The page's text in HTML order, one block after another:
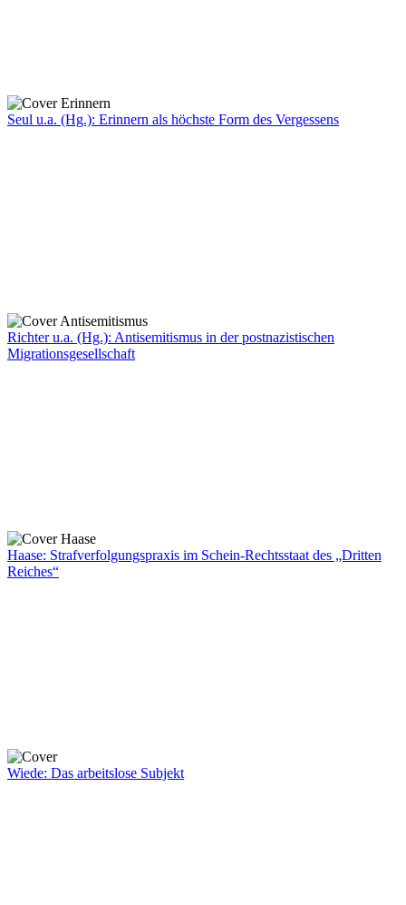
Seul u.a. (Hg.): Erinnern als höchste Form des Vergessens
Richter u.a. (Hg.): Antisemitismus in der postnazistischen
Migrationsgesellschaft
Haase: Strafverfolgungspraxis im Schein-Rechtsstaat des „Dritten
Reiches“
Wiede: Das arbeitslose Subjekt